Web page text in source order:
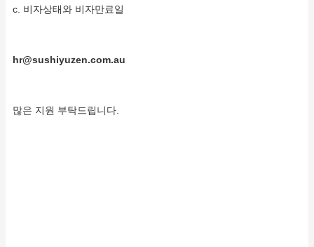
c. 비자상태와 비자만료일
hr@sushiyuzen.com.au
많은 지원 부탁드립니다.